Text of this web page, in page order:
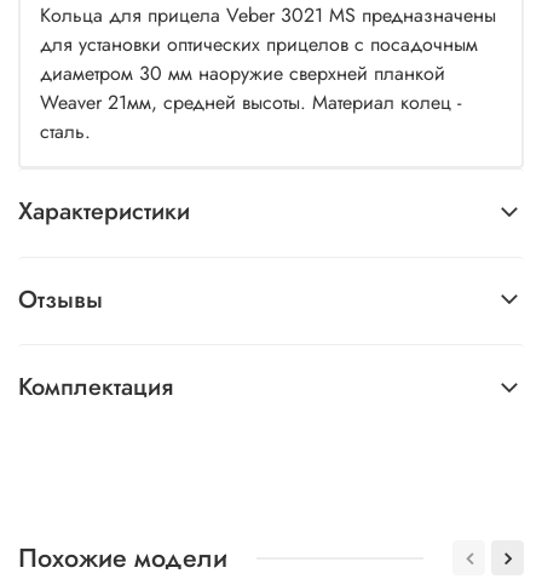
Кольца для прицела Veber 3021 МS предназначены
для установки оптических прицелов с посадочным
диаметром 30 мм наоружие сверхней планкой
Weaver 21мм, средней высоты. Материал колец -
сталь.
Характеристики
Отзывы
Комплектация
Похожие модели